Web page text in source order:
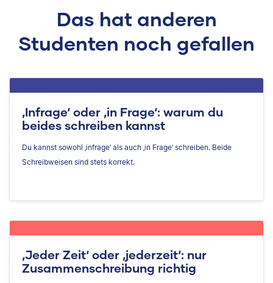
Das hat anderen
Studenten noch gefallen
‚Infrage‘ oder ‚in Frage‘: warum du
beides schreiben kannst
Du kannst sowohl ‚infrage‘ als auch ‚in Frage‘ schreiben. Beide
Schreibweisen sind stets korrekt.
‚Jeder Zeit‘ oder ‚jederzeit‘: nur
Zusammenschreibung richtig